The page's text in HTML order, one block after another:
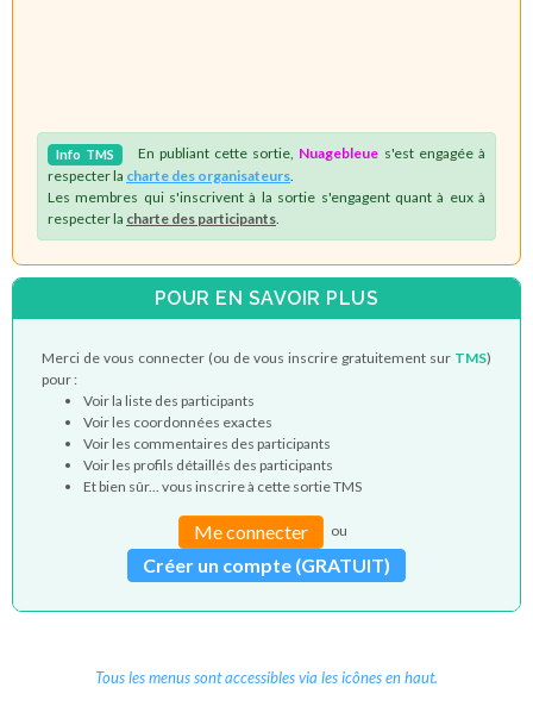
Info TMS En publiant cette sortie, Nuagebleue s'est engagée à
respecter la charte des organisateurs
Les membres qui s'inscrivent à la sortie s'engagent quant à eux à
respecter la charte des participants
POUR EN SAVOIR PLUS
Merci de vous connecter (ou de vous inscrire gratuitement sur TMS)
pour :
Voir la liste des participants
Voir les coordonnées exactes
Voir les commentaires des participants
Voir les profils détaillés des participants
Et bien sûr... vous inscrire à cette sortie TMS
Me connecter ou
Créer un compte (GRATUIT)
Tous les menus sont accessibles via les icônes en haut.